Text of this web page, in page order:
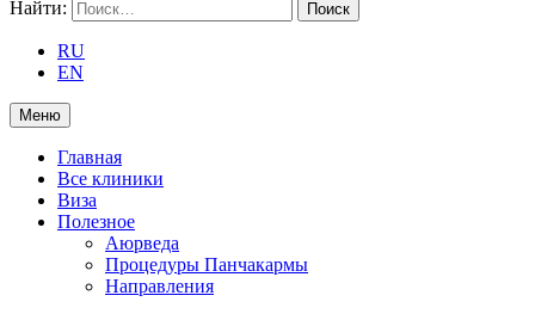
Найти:
RU
EN
Меню
Главная
Все клиники
Виза
Полезное
Аюрведа
Процедуры Панчакармы
Направления